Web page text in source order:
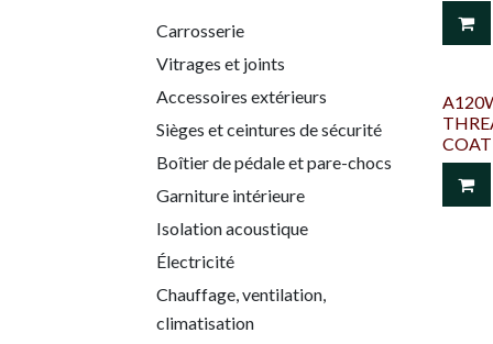
Carrosserie
Vitrages et joints
Accessoires extérieurs
Sièges et ceintures de sécurité
Boîtier de pédale et pare-chocs
Garniture intérieure
Isolation acoustique
Électricité
Chauffage, ventilation,
climatisation
COAT